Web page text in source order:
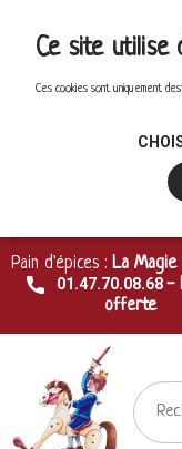
Pain d'épices : La Magie
01.47.70.08.68-
offerte
Ce site utilise
Ces cookies sont uniquement